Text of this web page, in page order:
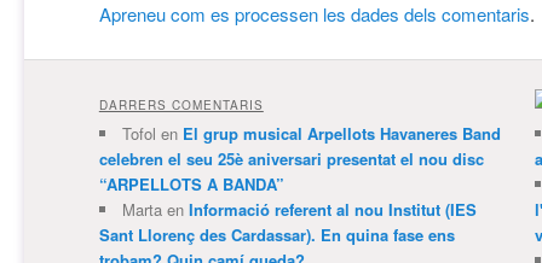
Apreneu com es processen les dades dels comentaris.
DARRERS COMENTARIS
Tofol en El grup musical Arpellots Havaneres Band
celebren el seu 25è aniversari presentat el nou disc
“ARPELLOTS A BANDA”
Martaen Informació referent al nou Institut (IES
Sant Llorenç des Cardassar). En quina fase ens